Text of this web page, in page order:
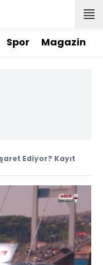
Spor Magazin
Ediyor? Kayıt